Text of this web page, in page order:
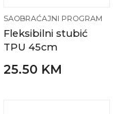
SAOBRAĆAJNI PROGRAM
Fleksibilni stubić
TPU 45cm
25.50 KM